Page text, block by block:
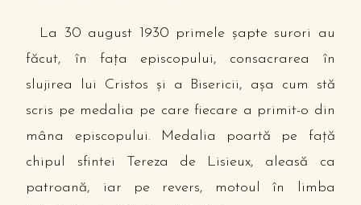
La 30 august 1930 primele şapte surori au
făcut, în faţa episcopului, consacrarea în
slujirea lui Cristos şi a Bisericii, aşa cum stă
scris pe medalia pe care fiecare a primit-o din
mâna episcopului. Medalia poartă pe faţă
chipul sfintei Tereza de Lisieux, aleasă ca
patroană, iar pe revers, motoul în limba